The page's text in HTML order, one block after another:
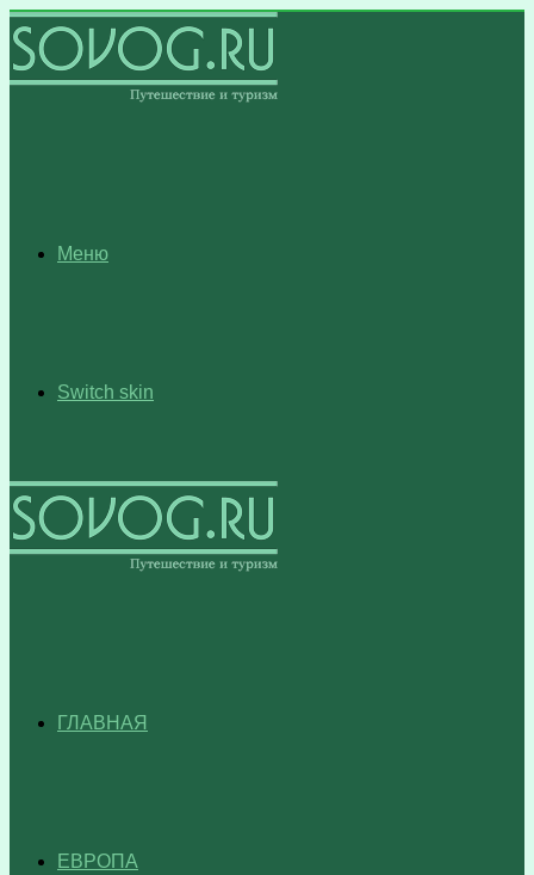
Меню
Switch skin
ГЛАВНАЯ
ЕВРОПА